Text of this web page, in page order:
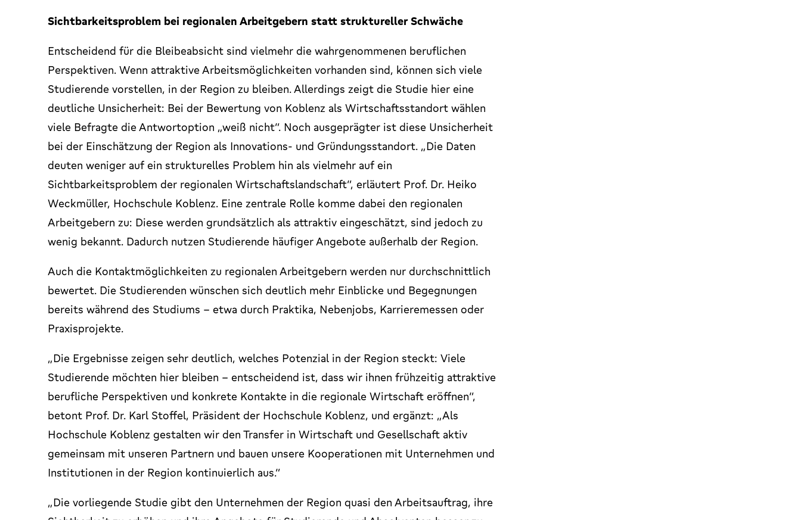
Sichtbarkeitsproblem bei regionalen Arbeitgebern statt struktureller Schwäche
Entscheidend für die Bleibeabsicht sind vielmehr die wahrgenommenen beruflichen
Perspektiven. Wenn attraktive Arbeitsmöglichkeiten vorhanden sind, können sich viele
Studierende vorstellen, in der Region zu bleiben. Allerdings zeigt die Studie hier eine
deutliche Unsicherheit: Bei der Bewertung von Koblenz als Wirtschaftsstandort wählen
viele Befragte die Antwortoption „weiß nicht“. Noch ausgeprägter ist diese Unsicherheit
bei der Einschätzung der Region als Innovations- und Gründungsstandort. „Die Daten
deuten weniger auf ein strukturelles Problem hin als vielmehr auf ein
Sichtbarkeitsproblem der regionalen Wirtschaftslandschaft“, erläutert Prof. Dr. Heiko
Weckmüller, Hochschule Koblenz. Eine zentrale Rolle komme dabei den regionalen
Arbeitgebern zu: Diese werden grundsätzlich als attraktiv eingeschätzt, sind jedoch zu
wenig bekannt. Dadurch nutzen Studierende häufiger Angebote außerhalb der Region.
Auch die Kontaktmöglichkeiten zu regionalen Arbeitgebern werden nur durchschnittlich
bewertet. Die Studierenden wünschen sich deutlich mehr Einblicke und Begegnungen
bereits während des Studiums – etwa durch Praktika, Nebenjobs, Karrieremessen oder
Praxisprojekte.
„Die Ergebnisse zeigen sehr deutlich, welches Potenzial in der Region steckt: Viele
Studierende möchten hier bleiben – entscheidend ist, dass wir ihnen frühzeitig attraktive
berufliche Perspektiven und konkrete Kontakte in die regionale Wirtschaft eröffnen“,
betont Prof. Dr. Karl Stoffel, Präsident der Hochschule Koblenz, und ergänzt: „Als
Hochschule Koblenz gestalten wir den Transfer in Wirtschaft und Gesellschaft aktiv
gemeinsam mit unseren Partnern und bauen unsere Kooperationen mit Unternehmen und
Institutionen in der Region kontinuierlich aus.“
„Die vorliegende Studie gibt den Unternehmen der Region quasi den Arbeitsauftrag, ihre